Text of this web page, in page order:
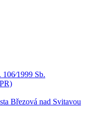
Sb.
Březová nad Svitavou